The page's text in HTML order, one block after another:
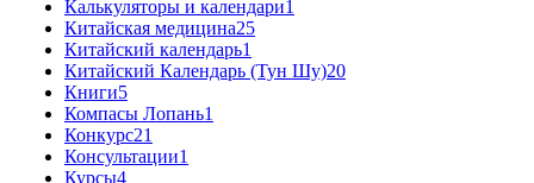
Калькуляторы и календари1
Китайская медицина25
Китайский календарь1
Китайский Календарь (Тун Шу)20
Книги5
Компасы Лопань1
Конкурс21
Консультации1
Курсы4